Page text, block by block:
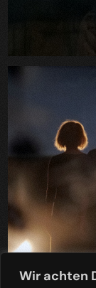
Wir achten